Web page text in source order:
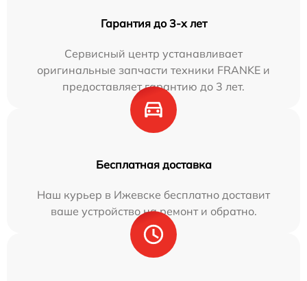
Гарантия до 3-х лет
Сервисный центр устанавливает
оригинальные запчасти техники FRANKE и
предоставляет гарантию до 3 лет.
Бесплатная доставка
Наш курьер в Ижевске бесплатно доставит
ваше устройство на ремонт и обратно.